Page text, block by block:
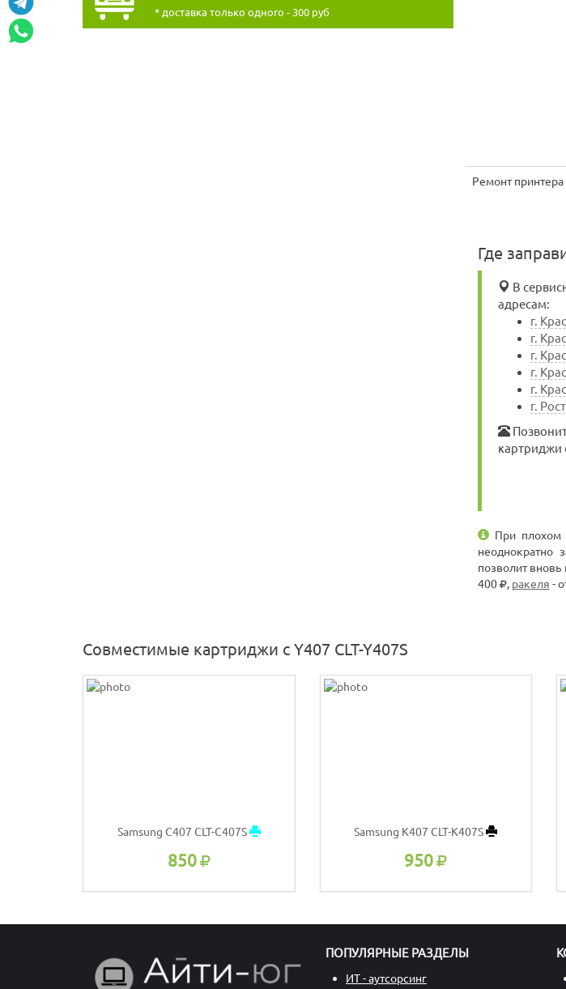
* доставка только одного - 300 руб
Ремонт принтера
Где
В
адресам:
г.
г.
г.
г.
г.
г.
картриджи
При плохом
неоднократно
позволит вновь
400
, ракеля -
Совместимые картриджи с Y407 CLT-Y407S
Samsung C407 CLT-C407S
850
Samsung K407 CLT-K407S
950
ПОПУЛЯРНЫЕ РАЗДЕЛЫ
ИТ - аутсорсинг